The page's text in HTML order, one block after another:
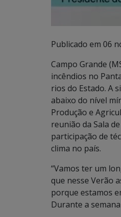
Publicado em 06
Campo Grande
incêndios no
rios do Estado. A
abaixo do nível
Produção e
reunião da Sala
participação de
clima no país.
“Vamos ter um
que nesse Verão
porque estamos
Durante a